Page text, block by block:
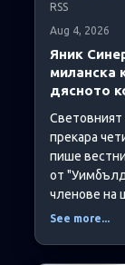
RSS
Aug 4, 2026
Яник
миланска
дясното
Световният
прекара
пише
от
членове на
See more...